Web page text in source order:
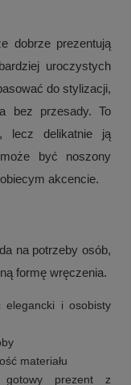
dobrze prezentują
uroczystych
do stylizacji,
bez przesady. To
lecz delikatnie ją
być noszony
akcencie.
na potrzeby osób,
formę wręczenia.
elegancki i osobisty
materiału
gotowy prezent z